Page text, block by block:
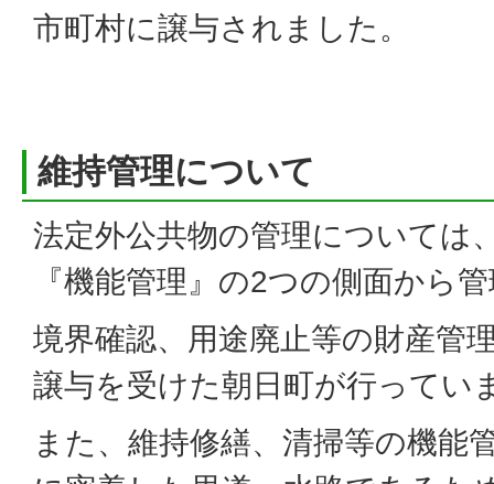
市町村に譲与されました。
維持管理について
法定外公共物の管理については
『機能管理』の2つの側面から
境界確認、用途廃止等の財産管
譲与を受けた朝日町が行ってい
また、維持修繕、清掃等の機能